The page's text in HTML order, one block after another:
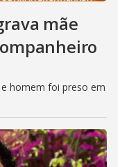
mãe
homem foi preso em